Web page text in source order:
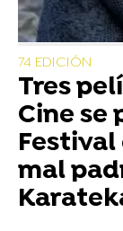
74 EDICIÓN
Tres
Cine se
Festival
mal